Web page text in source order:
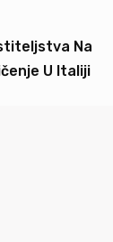
Na
U Italiji